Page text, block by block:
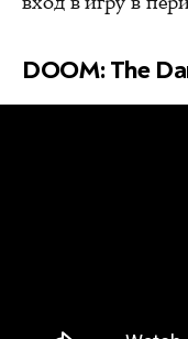
DOOM: The